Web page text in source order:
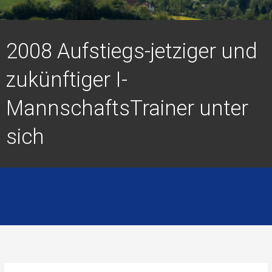
2008 Aufstiegs-jetziger und
zukünftiger I-
MannschaftsTrainer unter
sich